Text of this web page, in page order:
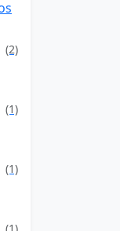
(2)
(1)
(1)
(1)